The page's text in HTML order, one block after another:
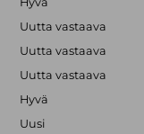
Uutta vastaava
Uutta vastaava
Uutta vastaava
Hyvä
Uusi